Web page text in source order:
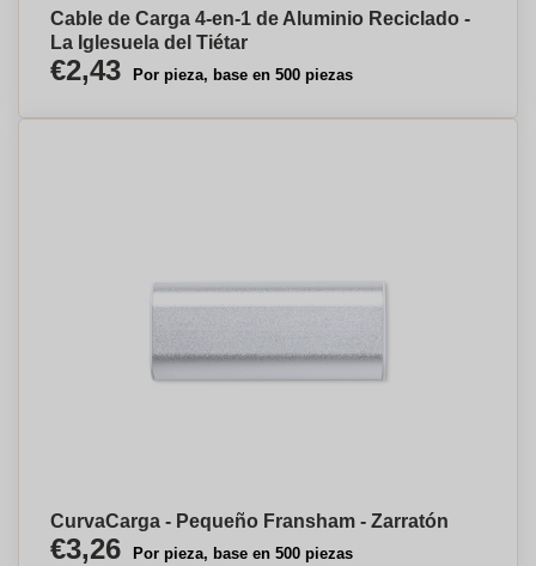
Cable de Carga 4-en-1 de Aluminio Reciclado -
La Iglesuela del Tiétar
€2,43 Por pieza, base en 500 piezas
CurvaCarga - Pequeño Fransham - Zarratón
€3,26 Por pieza, base en 500 piezas